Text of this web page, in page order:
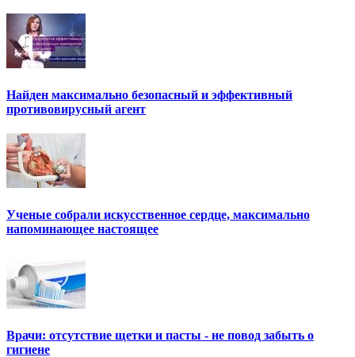
Найден максимально безопасный и эффективный
противовирусный агент
Ученые собрали искусственное сердце, максимально
напоминающее настоящее
Врачи: отсутствие щетки и пасты - не повод забыть о
гигиене